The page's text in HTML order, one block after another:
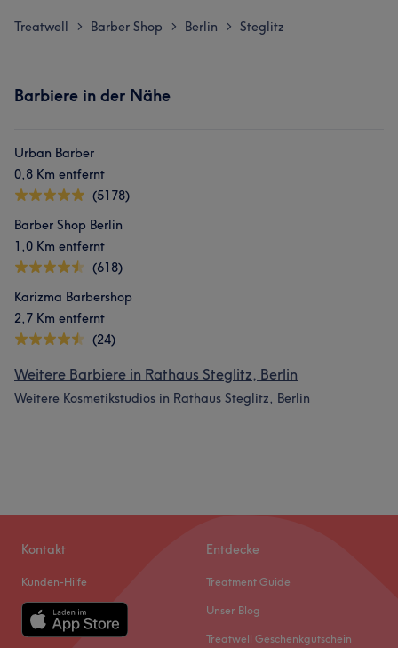
Treatwell > Barber Shop > Berlin > Steglitz
Barbiere in der Nähe
Urban Barber
0,8 Km entfernt
(5178)
Barber Shop Berlin
1,0 Km entfernt
(618)
Karizma Barbershop
2,7 Km entfernt
(24)
Weitere Barbiere in Rathaus Steglitz, Berlin
Weitere Kosmetikstudios in Rathaus Steglitz, Berlin
Kontakt
Kunden-Hilfe
Entdecke
Treatment Guide
Unser Blog
Treatwell Geschenkgutschein